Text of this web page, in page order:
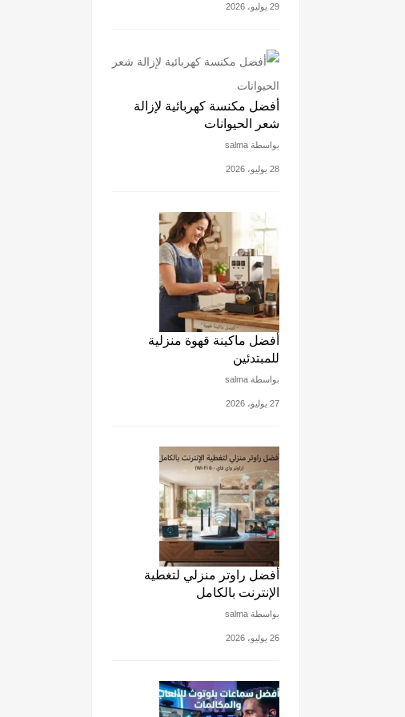
29 يوليو، 2026
أفضل مكنسة كهربائية لإزالة
شعر الحيوانات
بواسطة salma
28 يوليو، 2026
أفضل ماكينة قهوة منزلية
للمبتدئين
بواسطة salma
27 يوليو، 2026
أفضل راوتر منزلي لتغطية
الإنترنت بالكامل
بواسطة salma
26 يوليو، 2026